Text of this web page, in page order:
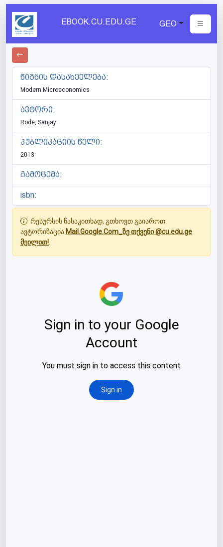
EBOOK.CU.EDU.GE GEO
წიგნის დასახეელება:
Modern Microeconomics
ავტორი:
Rode, Sanjay
პუბლიკაციის წელი:
2013
გამოცემა:
isbn:
რესურსის წასაკითხად, გთხოვთ გაიაროთ
ავტორიზაცია Mail.Google.Com_ზე თქვენი @cu.edu.ge
მეილით!